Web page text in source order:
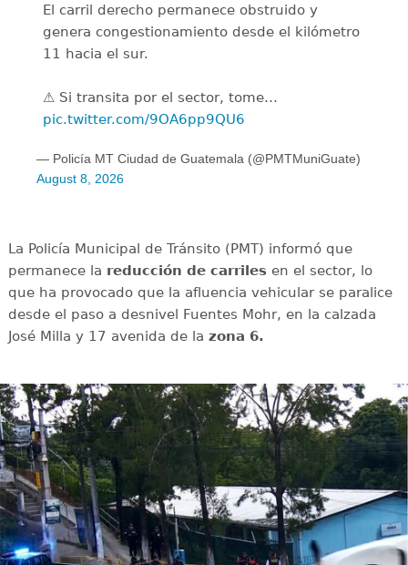
El carril derecho permanece obstruido y
genera congestionamiento desde el kilómetro
11 hacia el sur.
⚠️ Si transita por el sector, tome…
pic.twitter.com/9OA6pp9QU6
— Policía MT Ciudad de Guatemala (@PMTMuniGuate)
August 8, 2026
La Policía Municipal de Tránsito (PMT) informó que
permanece la reducción de carrilesen el sector, lo
que ha provocado que la afluencia vehicular se paralice
desde el paso a desnivel Fuentes Mohr, en la calzada
José Milla y 17 avenida de la zona 6.